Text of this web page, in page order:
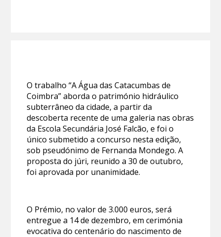
O trabalho “A Água das Catacumbas de
Coimbra” aborda o património hidráulico
subterrâneo da cidade, a partir da
descoberta recente de uma galeria nas obras
da Escola Secundária José Falcão, e foi o
único submetido a concurso nesta edição,
sob pseudónimo de Fernanda Mondego. A
proposta do júri, reunido a 30 de outubro,
foi aprovada por unanimidade.
O Prémio, no valor de 3.000 euros, será
entregue a 14 de dezembro, em cerimónia
evocativa do centenário do nascimento de